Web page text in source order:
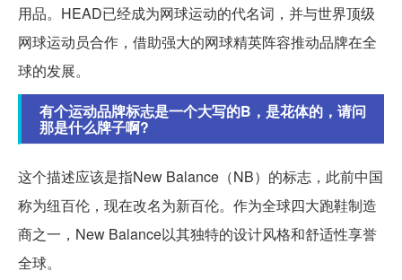
用品。HEAD已经成为网球运动的代名词，并与世界顶级
网球运动员合作，借助强大的网球精英阵容推动品牌在全
球的发展。
有个运动品牌标志是一个大写的B，是花体的，请问
那是什么牌子啊?
这个描述应该是指New Balance（NB）的标志，此前中国
称为纽百伦，现在改名为新百伦。作为全球四大跑鞋制造
商之一，New Balance以其独特的设计风格和舒适性享誉
全球。